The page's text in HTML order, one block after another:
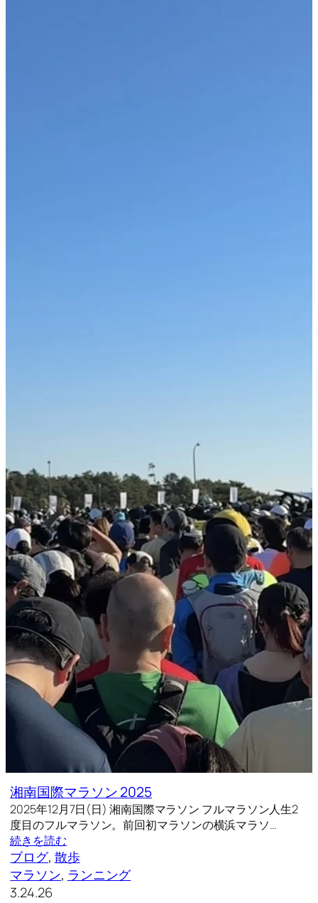
湘南国際マラソン 2025
2025年12月7日(日) 湘南国際マラソン フルマラソン人生2
度目のフルマラソン。前回初マラソンの横浜マラソ…
続きを読む
ブログ, 散歩
マラソン, ランニング
3.24.26